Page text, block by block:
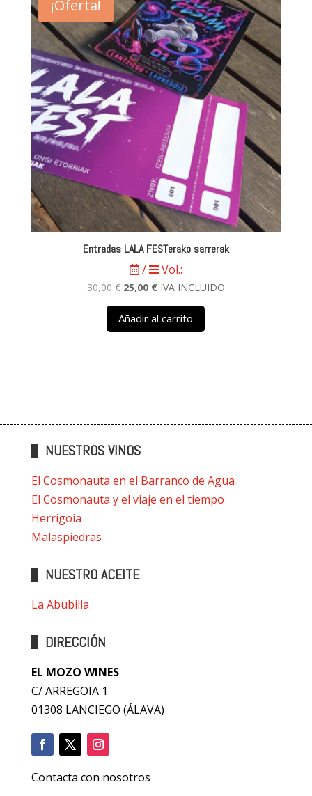
¡Oferta!
Entradas LALA FESTerako sarrerak
/ Vol.:
30,00€ El
precio
original
era:
25,00 €El
precio
actual
es:
IVA INCLUIDO
Añadir al carrito
NUESTROS VINOS
El Cosmonauta en el Barranco de Agua
El Cosmonauta y el viaje en el tiempo
Herrigoia
Malaspiedras
NUESTRO ACEITE
La Abubilla
DIRECCIÓN
EL MOZO WINES
C/ ARREGOIA 1
01308 LANCIEGO (ÁLAVA)
Contacta con nosotros